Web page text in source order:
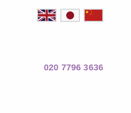
020 7796 3636